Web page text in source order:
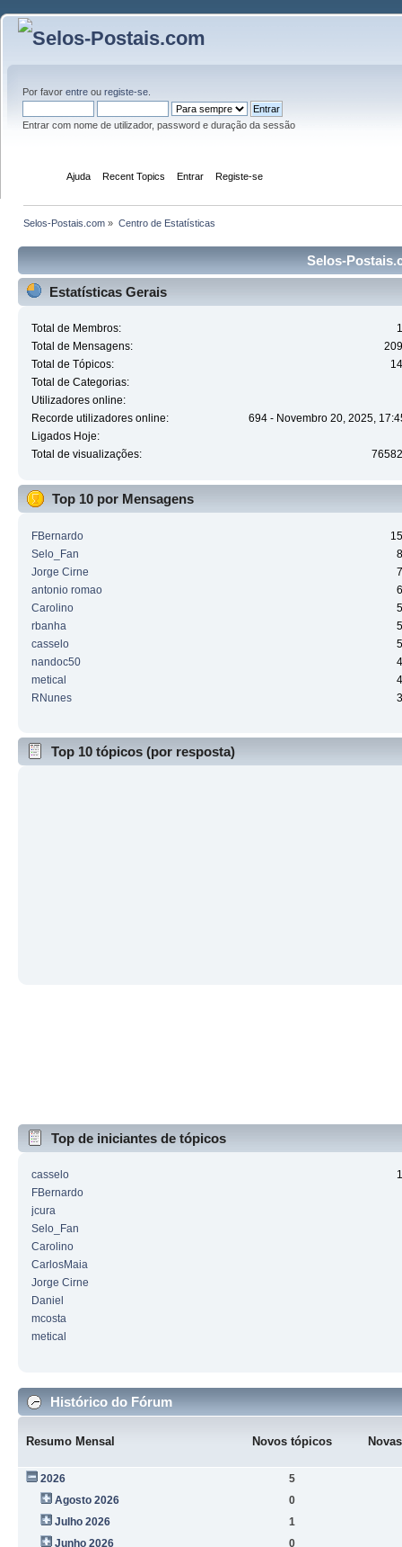
Por favor entre ou registe-se
Entrar com nome de utilizador, password e duração da sessão
Ajuda Recent Topics Entrar Registe-se
Selos-Postais.com » Centro de Estatísticas
Selos-
Estatísticas Gerais
Total de Membros:
Total de Mensagens:
Total de Tópicos:
Total de Categorias:
Utilizadores online:
Recorde utilizadores online:
694 - Novembro 20, 2025,
Ligados Hoje:
Total de visualizações:
Top 10 por Mensagens
FBernardo
Selo_Fan
Jorge Cirne
antonio romao
Carolino
rbanha
casselo
nandoc50
metical
RNunes
Top 10 tópicos (por resposta)
Top de iniciantes de tópicos
casselo
FBernardo
jcura
Selo_Fan
Carolino
CarlosMaia
Jorge Cirne
Daniel
mcosta
metical
Histórico do Fórum
Resumo Mensal Novos tópicos
2026
5
Agosto 2026
0
Julho 2026
1
Junho 2026
0